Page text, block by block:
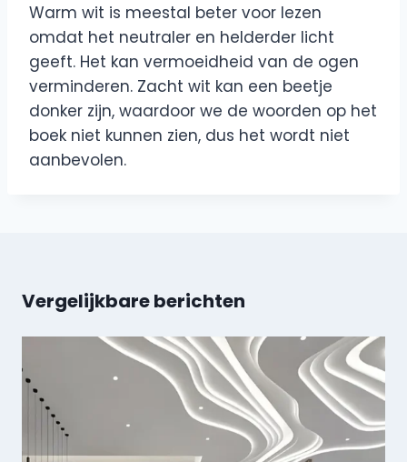
Warm wit is meestal beter voor lezen
omdat het neutraler en helderder licht
geeft. Het kan vermoeidheid van de ogen
verminderen. Zacht wit kan een beetje
donker zijn, waardoor we de woorden op het
boek niet kunnen zien, dus het wordt niet
aanbevolen.
Vergelijkbare berichten